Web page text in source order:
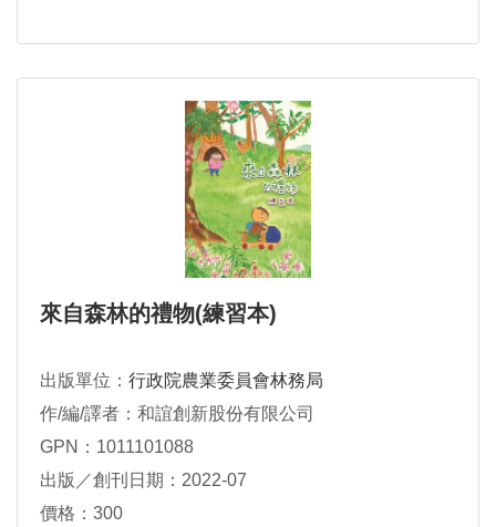
來自森林的禮物(練習本)
出版單位： 行政院農業委員會林務局
作/編/譯者：和誼創新股份有限公司
GPN：1011101088
出版／創刊日期：2022-07
價格：300